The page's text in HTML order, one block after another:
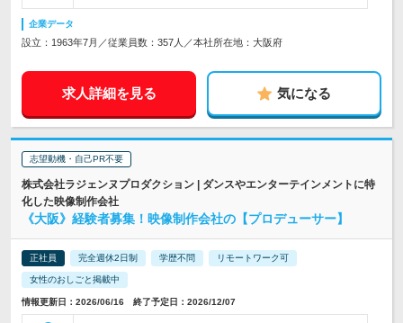
企業データ
設立：1963年7月／従業員数：357人／本社所在地：大阪府
求人詳細を見る 気になる
志望動機・自己PR不要
株式会社ラジェンヌプロダクション | ダンスやエンターテインメントに特
化した映像制作会社
《大阪》経験者募集！映像制作会社の【プロデューサー】
正社員 完全週休2日制 学歴不問 リモートワーク可
女性のおしごと掲載中
情報更新日：2026/06/16 終了予定日：2026/12/07